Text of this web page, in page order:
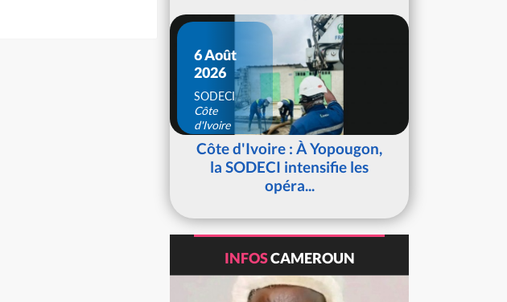
6 Août
2026
SODECI
Côte
d'Ivoire
Côte d'Ivoire : À Yopougon,
la SODECI intensifie les
opéra...
INFOSCAMEROUN